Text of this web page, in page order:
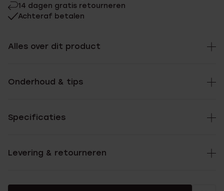
14 dagen gratis retourneren
Achteraf betalen
Alles over dit product
Onderhoud & tips
Specificaties
Levering & retourneren